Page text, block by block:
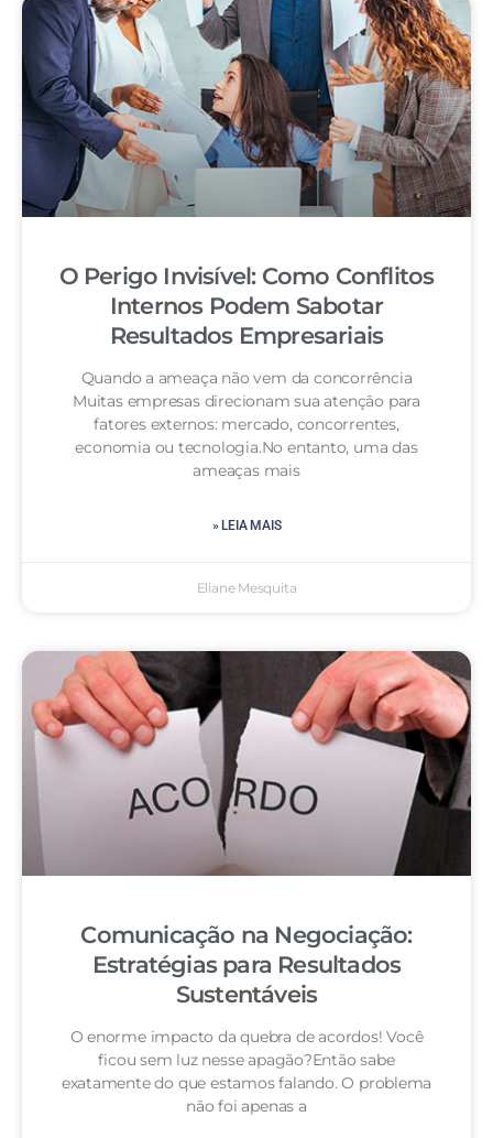
O Perigo Invisível: Como Conflitos
Internos Podem Sabotar
Resultados Empresariais
Quando a ameaça não vem da concorrência
Muitas empresas direcionam sua atenção para
fatores externos: mercado, concorrentes,
economia ou tecnologia.No entanto, uma das
ameaças mais
» LEIA MAIS
Eliane Mesquita
Comunicação na Negociação:
Estratégias para Resultados
Sustentáveis
O enorme impacto da quebra de acordos! Você
ficou sem luz nesse apagão?Então sabe
exatamente do que estamos falando. O problema
não foi apenas a